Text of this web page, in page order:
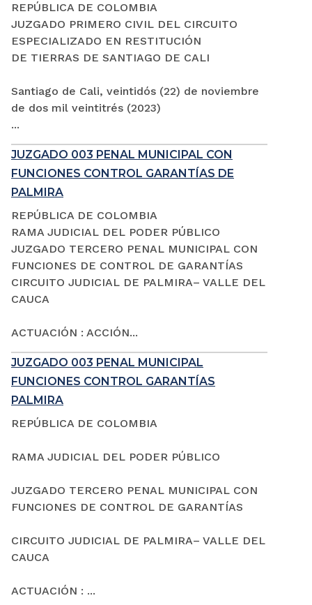
REPÚBLICA DE COLOMBIA
JUZGADO PRIMERO CIVIL DEL CIRCUITO
ESPECIALIZADO EN RESTITUCIÓN
DE TIERRAS DE SANTIAGO DE CALI
Santiago de Cali, veintidós (22) de noviembre
de dos mil veintitrés (2023)
...
JUZGADO 003 PENAL MUNICIPAL CON
FUNCIONES CONTROL GARANTÍAS DE
PALMIRA
REPÚBLICA DE COLOMBIA
RAMA JUDICIAL DEL PODER PÚBLICO
JUZGADO TERCERO PENAL MUNICIPAL CON
FUNCIONES DE CONTROL DE GARANTÍAS
CIRCUITO JUDICIAL DE PALMIRA– VALLE DEL
CAUCA
ACTUACIÓN : ACCIÓN...
JUZGADO 003 PENAL MUNICIPAL
FUNCIONES CONTROL GARANTÍAS
PALMIRA
REPÚBLICA DE COLOMBIA
RAMA JUDICIAL DEL PODER PÚBLICO
JUZGADO TERCERO PENAL MUNICIPAL CON
FUNCIONES DE CONTROL DE GARANTÍAS
CIRCUITO JUDICIAL DE PALMIRA– VALLE DEL
CAUCA
ACTUACIÓN : ...